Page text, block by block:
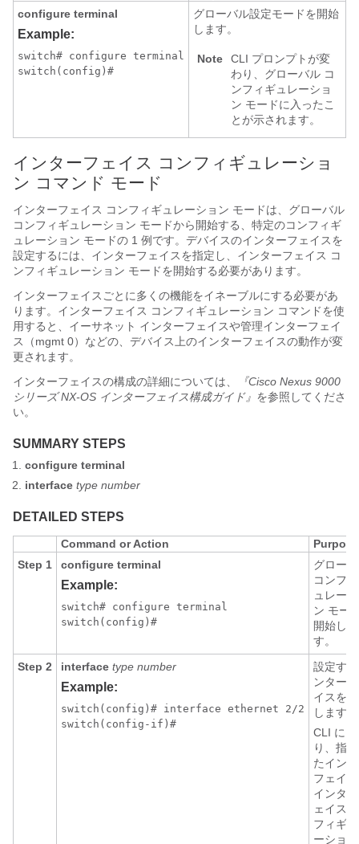
configure terminal
Example:
switch# configure terminal
switch(config)#
グローバル設定モードを開始
します。
Note
CLI プロンプトが変
わり、グローバル コ
ンフィギュレーショ
ン モードに入ったこ
とが示されます。
インターフェイス コンフィギュレーショ
ン コマンド モード
インターフェイス コンフィギュレーション モードは、グローバル
コンフィギュレーション モードから開始する、特定のコンフィギ
ュレーション モードの 1 例です。デバイスのインターフェイスを
設定するには、インターフェイスを指定し、インターフェイス コ
ンフィギュレーション モードを開始する必要があります。
インターフェイスごとに多くの機能をイネーブルにする必要があ
ります。インターフェイス コンフィギュレーション コマンドを使
用すると、イーサネット インターフェイスや管理インターフェイ
ス（mgmt 0）などの、デバイス上のインターフェイスの動作が変
更されます。
インターフェイスの構成の詳細については、
『Cisco Nexus 9000
シリーズ NX-OS インターフェイス構成ガイド』 を参照してくださ
い。
SUMMARY STEPS
configure terminal
interface type number
DETAILED STEPS
Command or Action
Purpose
Step 1
configure terminal
Example:
switch# configure terminal
switch(config)#
グロー
コンフ
ュレー
ン モー
開始しま
す。
Step 2
interface type number
Example:
switch(config)# interface ethernet 2/2
設定す
ンター
イスを
します。
CLI によ
り、指
たイン
フェイ
インタ
ェイス
フィギ
ーショ